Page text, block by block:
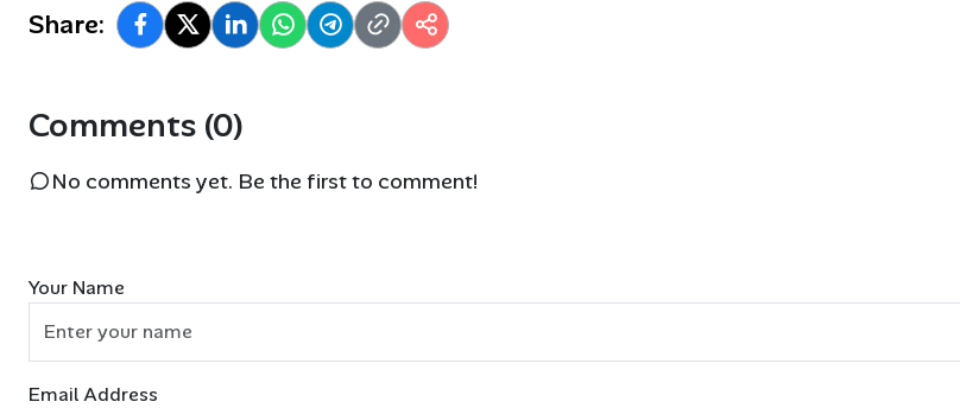
Share:
Comments (0)
No comments yet. Be the first to comment!
Your Name
Email Address